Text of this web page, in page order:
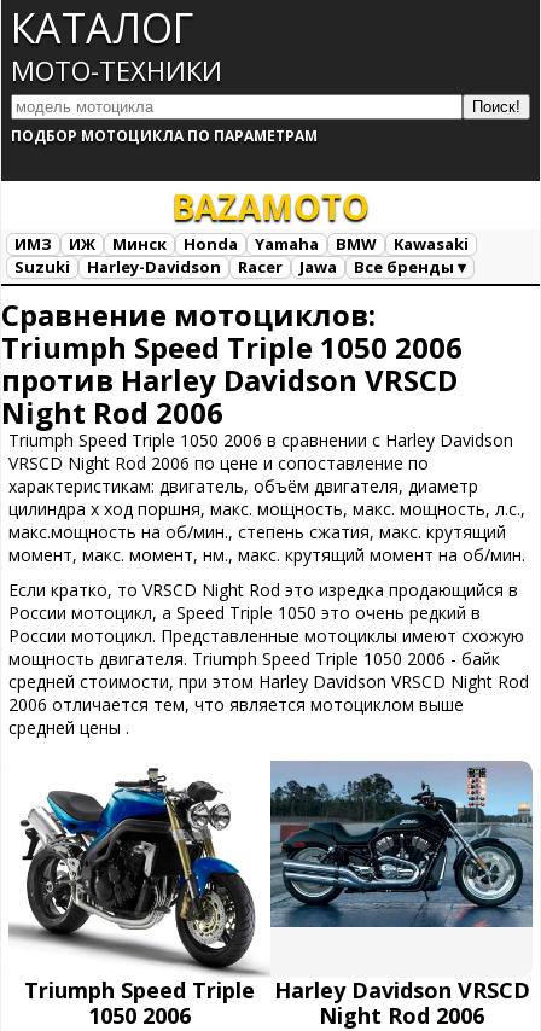
КАТАЛОГ
МОТО-ТЕХНИКИ
ПОДБОР МОТОЦИКЛА ПО ПАРАМЕТРАМ
BAZAMOTO
ИМЗ ИЖ Минск Honda Yamaha BMW
Kawasaki
Suzuki
Harley-Davidson Racer Jawa
Все бренды ▾
Сравнение мотоциклов:
Triumph Speed Triple 1050 2006
против Harley Davidson VRSCD
Night Rod 2006
Triumph Speed Triple 1050 2006 в сравнении с Harley Davidson
VRSCD Night Rod 2006 по цене и сопоставление по
характеристикам: двигатель, объём двигателя, диаметр
цилиндра х ход поршня, макс. мощность, макс. мощность, л.с.,
макс.мощность на об/мин., степень сжатия, макс. крутящий
момент, макс. момент, нм., макс. крутящий момент на об/мин.
Если кратко, то VRSCD Night Rod это изредка продающийся в
России мотоцикл, а Speed Triple 1050 это очень редкий в
России мотоцикл. Представленные мотоциклы имеют схожую
мощность двигателя. Triumph Speed Triple 1050 2006 - байк
средней стоимости, при этом Harley Davidson VRSCD Night Rod
2006 отличается тем, что является мотоциклом выше
средней цены .
Triumph Speed Triple
1050 2006
Harley Davidson VRSCD
Night Rod 2006